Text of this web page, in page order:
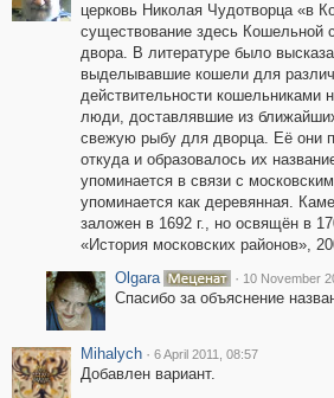
церковь Николая Чудотворца «в
существование здесь Кошельной
двора. В литературе было
выделывавшие кошели для
действительности кошельниками
люди, доставлявшие из
свежую рыбу для дворца. Её они
откуда и образовалось их
упоминается в связи с
упоминается как деревянная.
заложен в 1692 г., но освящён в
«История московских районов»,
Olgara
· 10 November
Спасибо за объяснение
Mihalych · 6 April 2011, 08:57
Добавлен вариант.